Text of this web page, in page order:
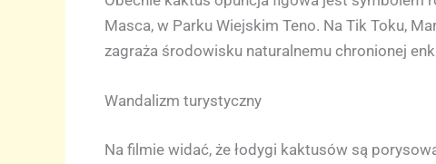
Masca, w Parku Wiejskim Teno. Na Tik Toku,
zagraża środowisku naturalnemu chronionej
Wandalizm turystyczny
Na filmie widać, że łodygi kaktusów są